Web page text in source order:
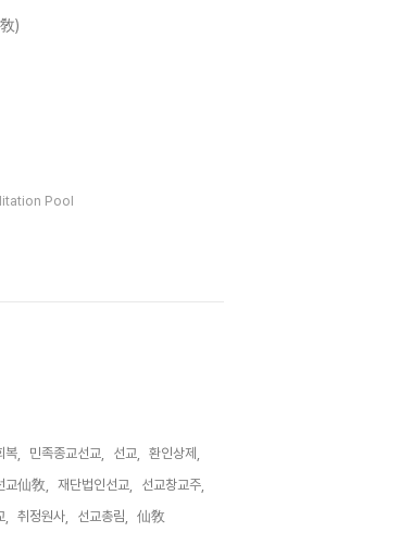
)
Pool
복, 민족종교선교, 선교,
환인상제,
교仙敎, 재단법인선교,
선교창교주,
, 취정원사, 선교총림, 仙敎,